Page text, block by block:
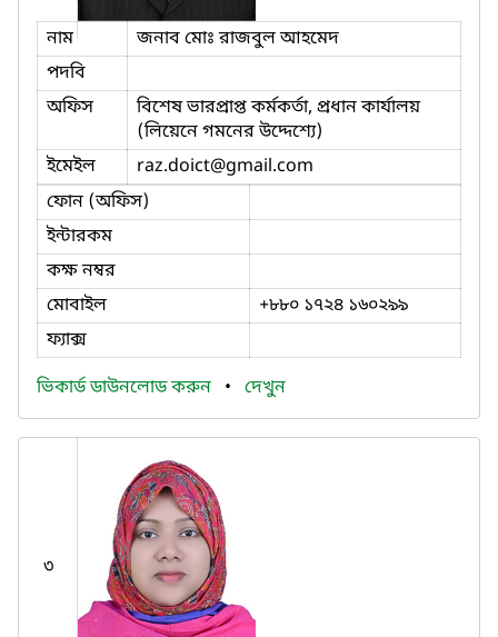
নাম
জনাব মোঃ রাজবুল আহমেদ
পদবি
অফিস
বিশেষ ভারপ্রাপ্ত কর্মকর্তা, প্রধান কার্যালয়
(লিয়েনে গমনের উদ্দেশ্যে)
ইমেইল
raz.doict@gmail.com
ফোন (অফিস)
ইন্টারকম
কক্ষ নম্বর
মোবাইল
+৮৮০ ১৭২৪ ১৬০২৯৯
ফ্যাক্স
ভিকার্ড ডাউনলোড করুন • দেখুন
৩